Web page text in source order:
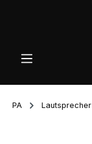
PA Lautsprecher